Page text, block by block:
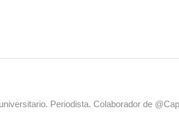
Periodista. Colaborador de